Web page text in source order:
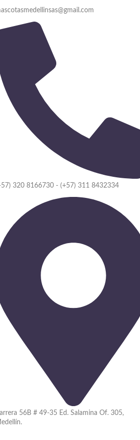
320 8166730 - (+57) 311 8432334
56B # 49-35 Ed. Salamina Of. 305,